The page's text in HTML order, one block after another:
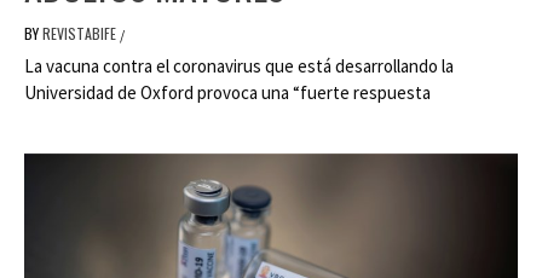
BYREVISTABIFE /
La vacuna contra el coronavirus que está desarrollando la
Universidad de Oxford provoca una “fuerte respuesta